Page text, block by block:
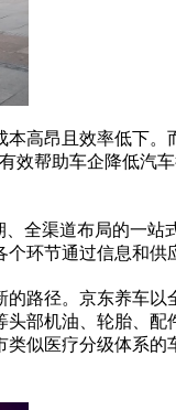
高昂且效率低下。
效帮助车企降低汽
全渠道布局的一站
环节通过信息和供
路径。京东养车
部机油、轮胎、
似医疗分级体系